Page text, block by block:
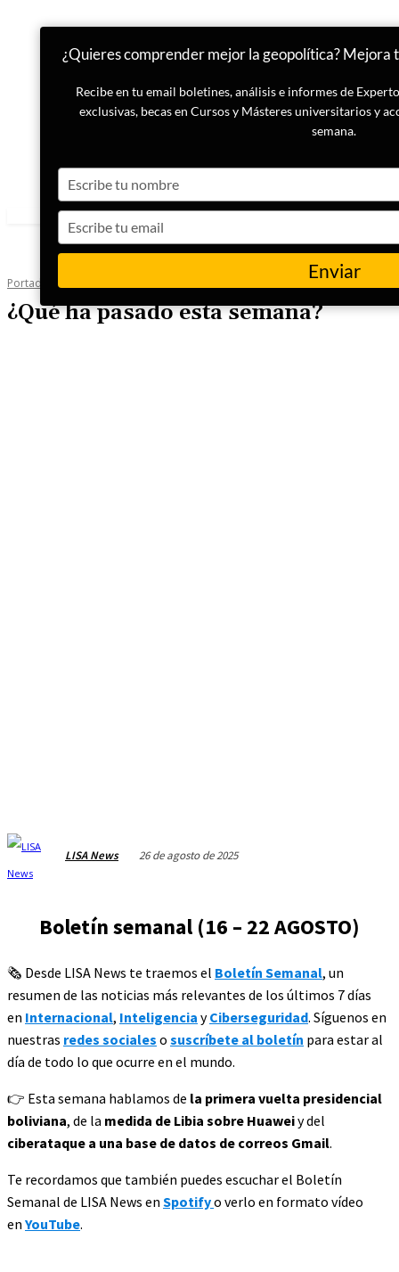
Portada Boletín Semanal
¿Qué ha pasado esta semana?
LISA News 26 de agosto de 2025
Boletín semanal (16 – 22 AGOSTO)
🗞️ Desde LISA News te traemos el Boletín Semanal, un
resumen de las noticias más relevantes de los últimos 7 días
en Internacional, Inteligencia yCiberseguridad. Síguenos en
nuestras redes sociales o suscríbete al boletín para estar al
día de todo lo que ocurre en el mundo.
👉 Esta semana hablamos de la primera vuelta presidencial
boliviana, de la medida de Libia sobre Huaweiy del
ciberataque a una base de datos de correos Gmail.
Te recordamos que también puedes escuchar el Boletín
Semanal de LISA News en Spotifyo verlo en formato vídeo
en YouTube.
¿Quieres comprender mejor la geopolítica? Mejora
Recibe en tu email boletines, análisis e informes de
exclusivas, becas en Cursos y Másteres universitarios y
semana.
your
name
your
email
Enviar